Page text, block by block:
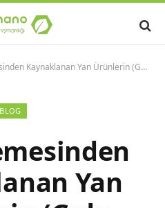
Sanayii Atıklarının) Değerlendirilmesi-NanoPro ile farklı ölçeklerde üretim yapan endüstriyel gıda işletmelerine danışmanlık hizmeti veriyoruz.
BLOG
Yan